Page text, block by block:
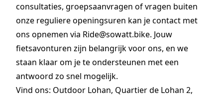
consultaties, groepsaanvragen of vragen buiten
onze reguliere openingsuren kan je contact met
ons opnemen via Ride@sowatt.bike. Jouw
fietsavonturen zijn belangrijk voor ons, en we
staan klaar om je te ondersteunen met een
antwoord zo snel mogelijk.
Vind ons: Outdoor Lohan, Quartier de Lohan 2,